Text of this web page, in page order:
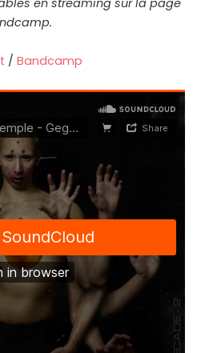
en streaming sur la page
/ Bandcamp